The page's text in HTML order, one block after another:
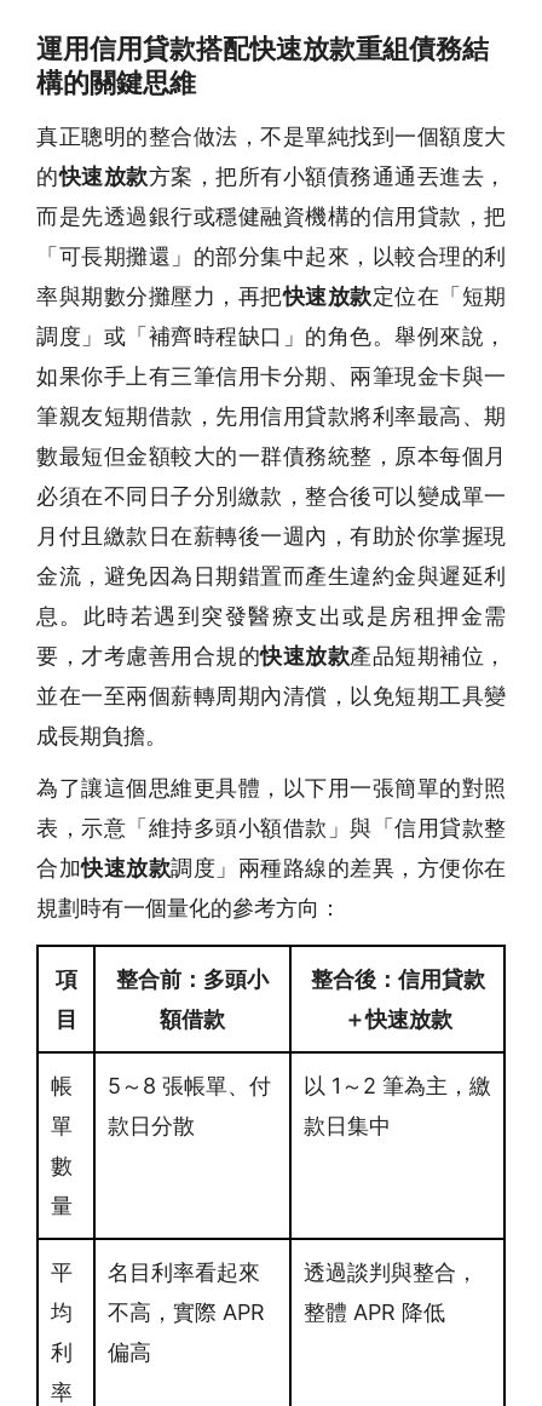
運用信用貸款搭配快速放款重組債務結
構的關鍵思維
真正聰明的整合做法，不是單純找到一個額度大
的快速放款方案，把所有小額債務通通丟進去，
而是先透過銀行或穩健融資機構的信用貸款，把
「可長期攤還」的部分集中起來，以較合理的利
率與期數分攤壓力，再把快速放款定位在「短期
調度」或「補齊時程缺口」的角色。舉例來說，
如果你手上有三筆信用卡分期、兩筆現金卡與一
筆親友短期借款，先用信用貸款將利率最高、期
數最短但金額較大的一群債務統整，原本每個月
必須在不同日子分別繳款，整合後可以變成單一
月付且繳款日在薪轉後一週內，有助於你掌握現
金流，避免因為日期錯置而產生違約金與遲延利
息。此時若遇到突發醫療支出或是房租押金需
要，才考慮善用合規的快速放款產品短期補位，
並在一至兩個薪轉周期內清償，以免短期工具變
成長期負擔。
為了讓這個思維更具體，以下用一張簡單的對照
表，示意「維持多頭小額借款」與「信用貸款整
合加快速放款調度」兩種路線的差異，方便你在
規劃時有一個量化的參考方向：
項
目
整合前：多頭小
額借款
整合後：信用貸款
＋快速放款
帳
單
數
量
5～8 張帳單、付
款日分散
以 1～2 筆為主，繳
款日集中
平
均
利
率
名目利率看起來
不高，實際 APR
偏高
透過談判與整合，
整體 APR 降低